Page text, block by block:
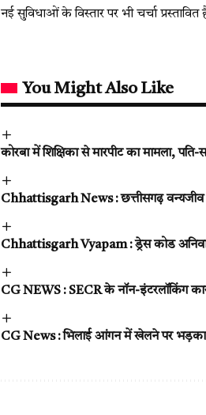
नई सुविधाओं के विस्तार पर भी चर्चा प्रस्तावित
You Might Also Like
कोरबा में शिक्षिका से मारपीट का मामला,
Chhattisgarh News : छत्तीसगढ़ वन्यजीव
Chhattisgarh Vyapam : ड्रेस कोड
CG NEWS : SECR के नॉन-इंटरलॉकिंग कार्य
CG News : भिलाई आंगन में खेलने पर भड़का